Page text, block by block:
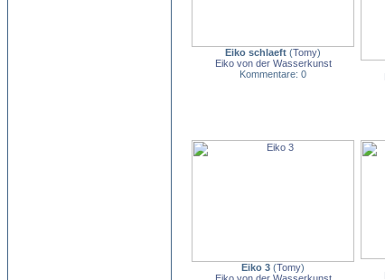
Eiko schlaeft (Tomy)
Eiko von der Wasserkunst
Kommentare: 0
Eiko 3 (Tomy)